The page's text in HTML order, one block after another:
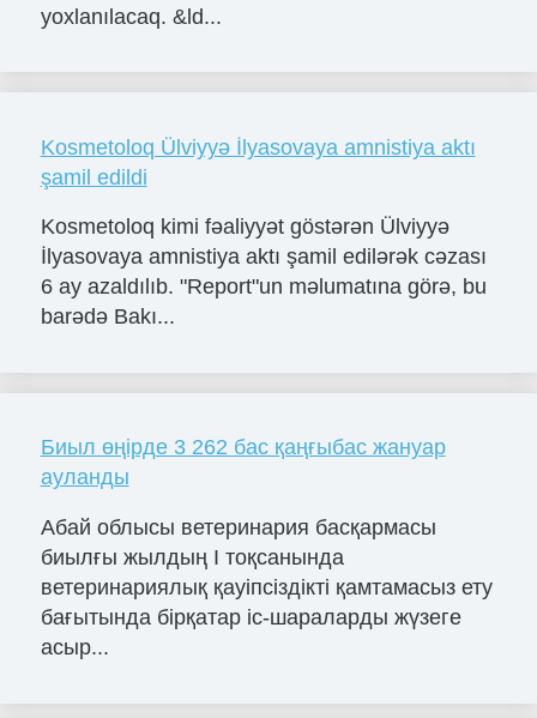
yoxlanılacaq. &ld...
Kosmetoloq Ülviyyə İlyasovaya amnistiya aktı
şamil edildi
Kosmetoloq kimi fəaliyyət göstərən Ülviyyə
İlyasovaya amnistiya aktı şamil edilərək cəzası
6 ay azaldılıb. "Report"un məlumatına görə, bu
barədə Bakı...
Биыл өңірде 3 262 бас қаңғыбас жануар
ауланды
Абай облысы ветеринария басқармасы
биылғы жылдың I тоқсанында
ветеринариялық қауіпсіздікті қамтамасыз ету
бағытында бірқатар іс-шараларды жүзеге
асыр...